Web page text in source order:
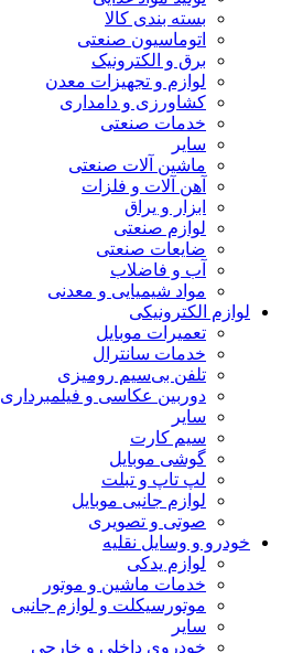
بسته بندی کالا
اتوماسیون صنعتی
برق و الکترونیک
لوازم و تجهیزات معدن
کشاورزی و دامداری
خدمات صنعتی
سایر
ماشین آلات صنعتی
آهن آلات و فلزات
ابزار و یراق
لوازم صنعتی
ضایعات صنعتی
آب و فاضلاب
مواد شیمیایی و معدنی
لوازم الکترونیکی
تعمیرات موبایل
خدمات سانترال
تلفن بی‌سیم رومیزی
دوربین عکاسی و فیلمبرداری
سایر
سیم کارت
گوشی موبایل
لپ تاپ و تبلت
لوازم جانبی موبایل
صوتی و تصویری
خودرو و وسایل نقلیه
لوازم یدکی
خدمات ماشین و موتور
موتورسیکلت و لوازم جانبی
سایر
خودروی داخلی و خارجی